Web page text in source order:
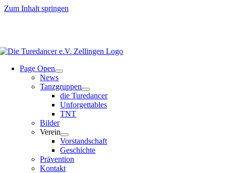
Zum Inhalt springen
Page Open
News
Tanzgruppen
die Turedancer
Unforgettables
TNT
Bilder
Verein
Vorstandschaft
Geschichte
Prävention
Kontakt